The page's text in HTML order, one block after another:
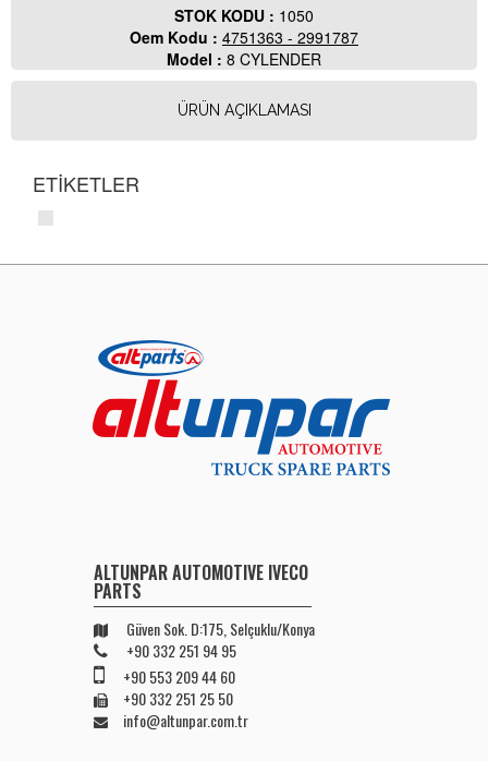
STOK KODU : 1050
Oem Kodu : 4751363 - 2991787
Model : 8 CYLENDER
ÜRÜN AÇIKLAMASI
ETİKETLER
ALTUNPAR AUTOMOTIVE IVECO
PARTS
Güven Sok. D:175, Selçuklu/Konya
+90 332 251 94 95
+90 553 209 44 60
+90 332 251 25 50
info@altunpar.com.tr